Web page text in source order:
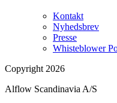
Kontakt
Nyhedsbrev
Presse
Whisteblower
Copyright 2026
Alflow Scandinavia A/S